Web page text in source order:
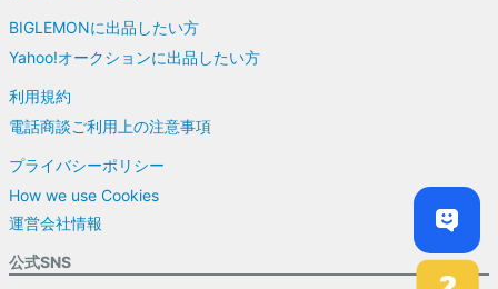
BIGLEMONに出品したい方
Yahoo!オークションに出品したい方
利用規約
電話商談ご利用上の注意事項
プライバシーポリシー
How we use Cookies
運営会社情報
公式SNS